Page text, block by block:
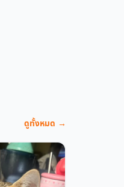
ดูทั้งหมด →